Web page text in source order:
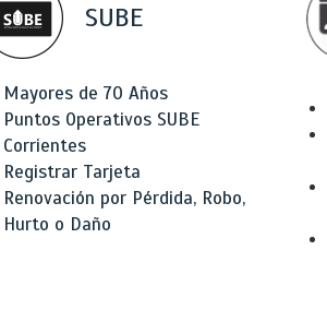
SUBE
Mayores de 70 Años
Puntos Operativos SUBE
Corrientes
Registrar Tarjeta
Renovación por Pérdida, Robo,
Hurto o Daño